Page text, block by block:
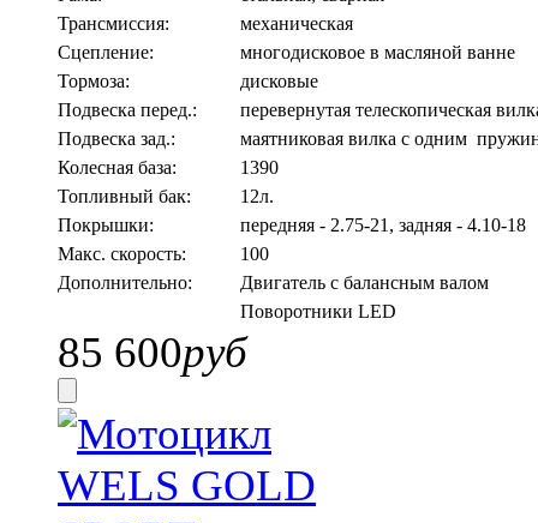
Трансмиссия:
механическая
Сцепление:
многодисковое в масляной ванне
Тормоза:
дисковые
Подвеска перед.:
перевернутая телескопическая
Подвеска зад.:
маятниковая вилка с одним
Колесная база:
1390
Топливный бак:
12л.
Покрышки:
передняя - 2.75-21, задняя - 4.10-
Макс. скорость:
100
Дополнительно:
Двигатель с балансным валом
Поворотники LED
85 600руб